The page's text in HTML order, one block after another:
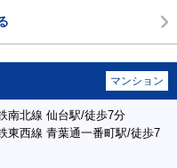
マンション
南北線 仙台駅/徒歩7分
東西線 青葉通一番町駅/徒歩7